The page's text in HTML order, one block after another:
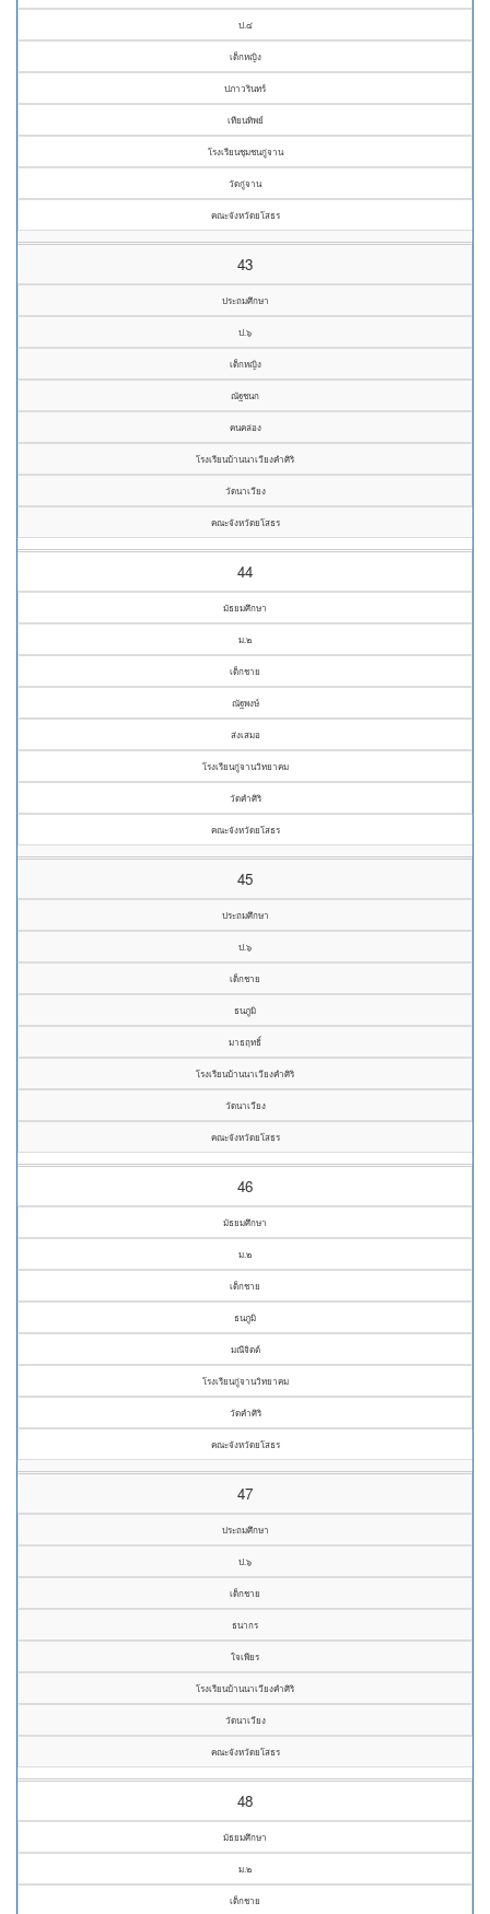
ป.๔
เด็กหญิง
ปภาวรินทร์
เทียนทิพย์
โรงเรียนชุมชนกู่จาน
วัดกู่จาน
คณะจังหวัดยโสธร
43
ประถมศึกษา
ป.๖
เด็กหญิง
ณัฐชนก
คนคล่อง
โรงเรียนบ้านนาเวียงคำศิริ
วัดนาเวียง
คณะจังหวัดยโสธร
44
มัธยมศึกษา
ม.๒
เด็กชาย
ณัฐพงษ์
ส่งเสมอ
โรงเรียนกู่จานวิทยาคม
วัดคำศิริ
คณะจังหวัดยโสธร
45
ประถมศึกษา
ป.๖
เด็กชาย
ธนภูมิ
มาธฤทธิ์
โรงเรียนบ้านนาเวียงคำศิริ
วัดนาเวียง
คณะจังหวัดยโสธร
46
มัธยมศึกษา
ม.๒
เด็กชาย
ธนภูมิ
มณีจิตต์
โรงเรียนกู่จานวิทยาคม
วัดคำศิริ
คณะจังหวัดยโสธร
47
ประถมศึกษา
ป.๖
เด็กชาย
ธนากร
ใจเพียร
โรงเรียนบ้านนาเวียงคำศิริ
วัดนาเวียง
คณะจังหวัดยโสธร
48
มัธยมศึกษา
ม.๒
เด็กชาย